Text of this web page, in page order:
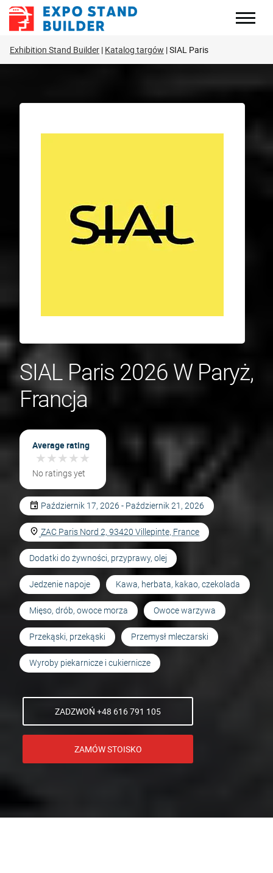
Skip
Exhibition Stand Builder Katalog targów SIAL Paris
SIAL Paris 2026 W Paryż,
Francja
Average rating
★★★★★
★★★★★
No ratings yet
Październik 17, 2026 - Październik 21, 2026
ZAC Paris Nord 2, 93420 Villepinte, France
Dodatki do żywności, przyprawy, olej
Jedzenie napoje Kawa, herbata, kakao, czekolada
Mięso, drób, owoce morza Owoce warzywa
Przekąski, przekąski Przemysł mleczarski
Wyroby piekarnicze i cukiernicze
ZADZWOŃ +48 616 791 105
ZAMÓW STOISKO